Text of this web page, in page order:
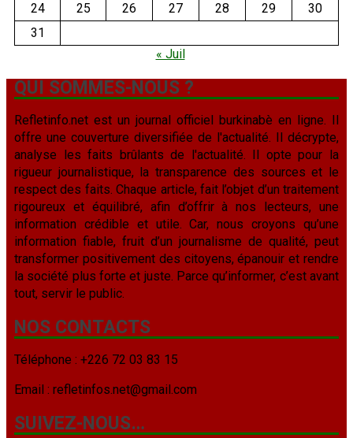
24
25 26 27 28 29
30
31
« Juil
QUI SOMMES-NOUS ?
Refletinfo.net est un journal officiel burkinabè en ligne. Il
offre une couverture diversifiée de l'actualité. Il décrypte,
analyse les faits brûlants de l'actualité. Il opte pour la
rigueur journalistique, la transparence des sources et le
respect des faits. Chaque article, fait l’objet d’un traitement
rigoureux et équilibré, afin d’offrir à nos lecteurs, une
information crédible et utile. Car, nous croyons qu’une
information fiable, fruit d’un journalisme de qualité, peut
transformer positivement des citoyens, épanouir et rendre
la société plus forte et juste. Parce qu’informer, c’est avant
tout, servir le public.
NOS CONTACTS
Téléphone : +226 72 03 83 15
Email : refletinfos.net@gmail.com
SUIVEZ-NOUS…